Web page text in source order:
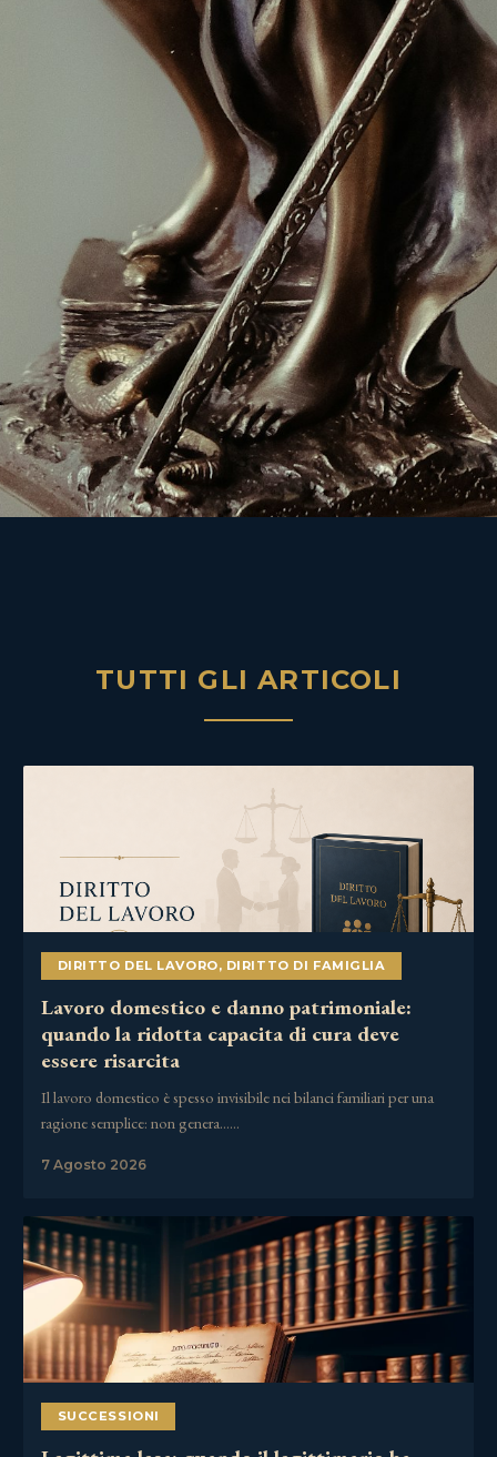
TUTTI GLI ARTICOLI
DIRITTO DEL LAVORO, DIRITTO DI FAMIGLIA
Lavoro domestico e danno patrimoniale:
quando la ridotta capacita di cura deve
essere risarcita
Il lavoro domestico è spesso invisibile nei bilanci familiari per una
ragione semplice: non genera……
7 Agosto 2026
SUCCESSIONI